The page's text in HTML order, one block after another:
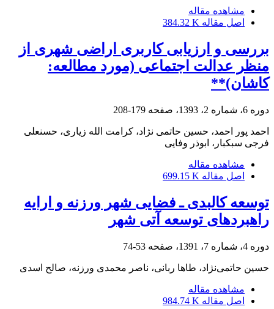
مشاهده مقاله
اصل مقاله 384.32 K
بررسی و ارزیابی کاربری اراضی شهری از
منظر عدالت اجتماعی (مورد مطالعه:
کاشان)**
دوره 6، شماره 2، 1393، صفحه 179-208
احمد پور احمد، حسین حاتمی نژاد، کرامت الله زیاری، حسنعلی
فرجی سبکبار، ابوذر وفایی
مشاهده مقاله
اصل مقاله 699.15 K
توسعه کالبدی ـ فضایی شهر ورزنه و ارایه
راهبردهای توسعه آتی شهر
دوره 4، شماره 7، 1391، صفحه 53-74
حسین حاتمی‌نژاد، طاها ربانی، ناصر محمدی ورزنه، صالح اسدی
مشاهده مقاله
اصل مقاله 984.74 K